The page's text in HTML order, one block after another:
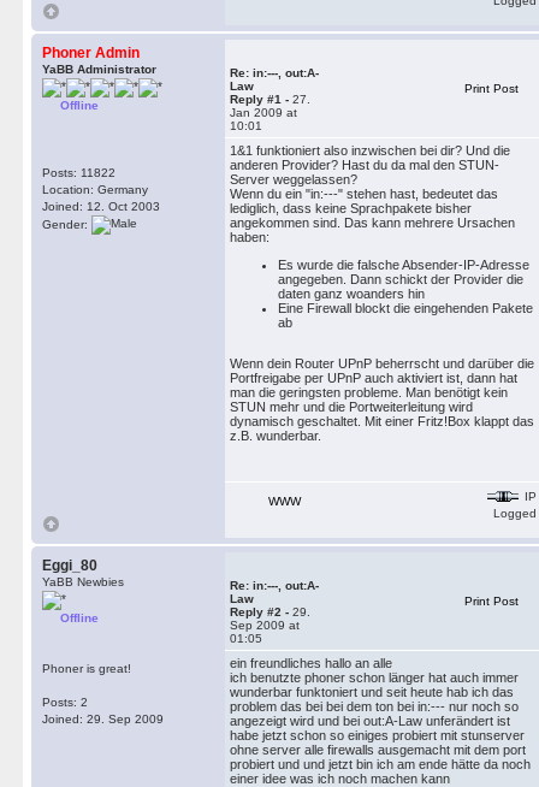
Phoner Admin
YaBB Administrator
Offline
Posts: 11822
Location: Germany
Joined: 12. Oct 2003
Gender:
Re: in:---, out:A-
Law
Reply #1 - 27.
Jan 2009 at
10:01
Print Post
1&1 funktioniert also inzwischen bei dir? Und die
anderen Provider? Hast du da mal den STUN-
Server weggelassen?
Wenn du ein "in:---" stehen hast, bedeutet das
lediglich, dass keine Sprachpakete bisher
angekommen sind. Das kann mehrere Ursachen
haben:
Es wurde die falsche Absender-IP-Adresse
angegeben. Dann schickt der Provider die
daten ganz woanders hin
Eine Firewall blockt die eingehenden Pakete
ab
Wenn dein Router UPnP beherrscht und darüber die
Portfreigabe per UPnP auch aktiviert ist, dann hat
man die geringsten probleme. Man benötigt kein
STUN mehr und die Portweiterleitung wird
dynamisch geschaltet. Mit einer Fritz!Box klappt das
z.B. wunderbar.
WWW
IP
Logged
Eggi_80
YaBB Newbies
Offline
Phoner is great!
Posts: 2
Joined: 29. Sep 2009
Re: in:---, out:A-
Law
Reply #2 - 29.
Sep 2009 at
01:05
Print Post
ein freundliches hallo an alle
ich benutzte phoner schon länger hat auch immer
wunderbar funktoniert und seit heute hab ich das
problem das bei bei dem ton bei in:--- nur noch so
angezeigt wird und bei out:A-Law unferändert ist
habe jetzt schon so einiges probiert mit stunserver
ohne server alle firewalls ausgemacht mit dem port
probiert und und jetzt bin ich am ende hätte da noch
einer idee was ich noch machen kann